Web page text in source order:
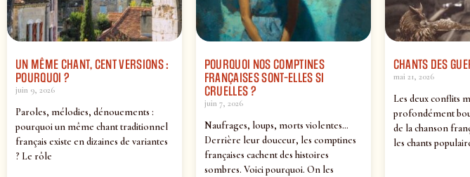
UN MÊME CHANT, CENT VERSIONS :
POURQUOI ?
juin 9, 2026
Paroles, mélodies, dénouements :
pourquoi un même chant traditionnel
français existe en dizaines de variantes
? Le rôle
POURQUOI NOS COMPTINES
FRANÇAISES SONT-ELLES SI
CRUELLES ?
juin 7, 2026
Naufrages, loups, morts violentes…
Derrière leur douceur, les comptines
françaises cachent des histoires
sombres. Voici pourquoi. On les
CHANTS DES
mai 21, 2026
Les deux conflits
profondément
de la chanson
les chants